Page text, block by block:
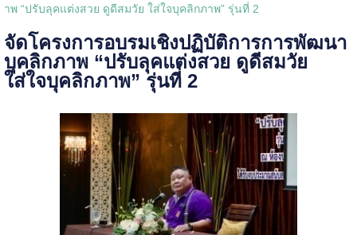
าพ “ปรับลุคแต่งสวย ดูดีสมวัย ใส่ใจบุคลิกภาพ” รุ่นที่ 2
จัดโครงการอบรมเชิงปฏิบัติการการพัฒนา
บุคลิกภาพ “ปรับลุคแต่งสวย ดูดีสมวัย
ใส่ใจบุคลิกภาพ” รุ่นที่ 2